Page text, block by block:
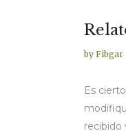
by Fibgar
Es
recibido